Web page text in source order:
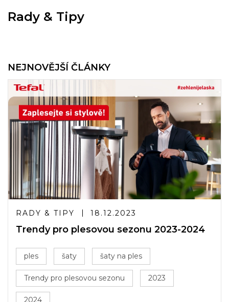
Rady & Tipy
NEJNOVĚJŠÍ ČLÁNKY
RADY & TIPY 18.12.2023
Trendy pro plesovou sezonu 2023-2024
ples šaty šaty na ples
Trendy pro plesovou sezonu 2023
2024